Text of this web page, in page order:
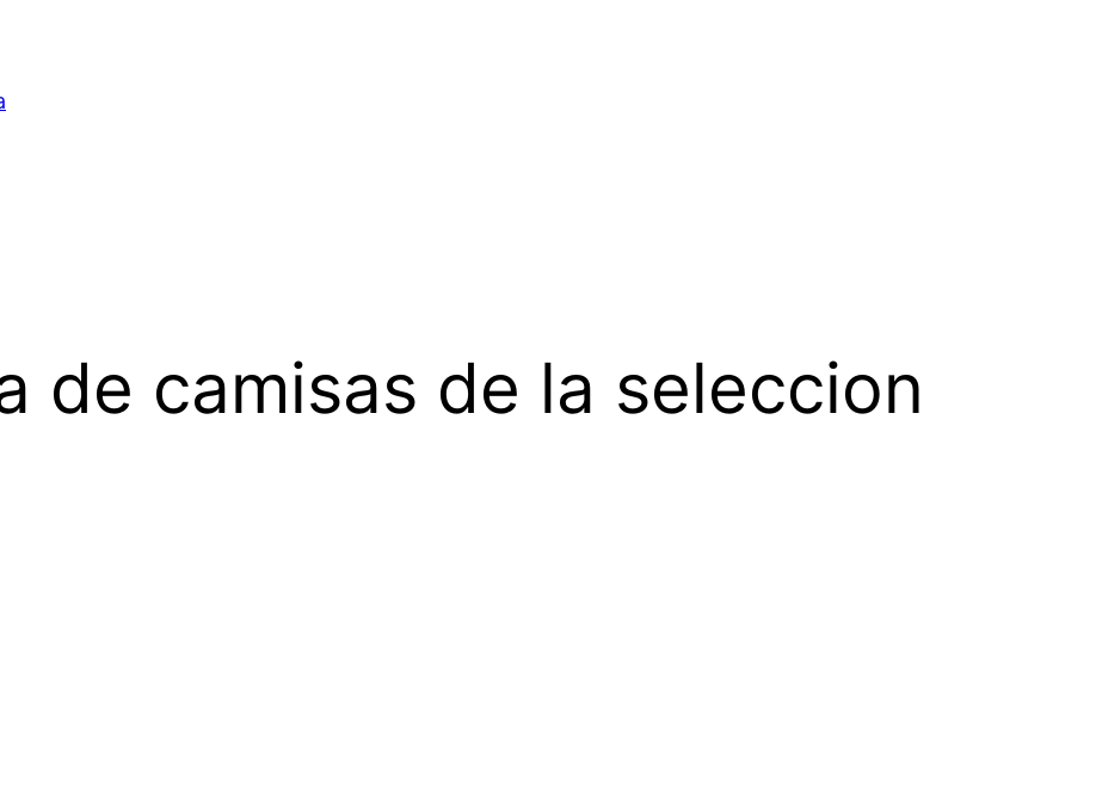
de camisas de la seleccion